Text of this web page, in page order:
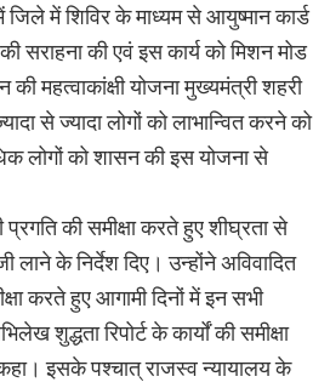
में शिविर के माध्यम से आयुष्मान कार्ड
सराहना की एवं इस कार्य को मिशन मोड
महत्वाकांक्षी योजना मुख्यमंत्री शहरी
से ज्यादा लोगों को लाभान्वित करने को
लोगों को शासन की इस योजना से
की समीक्षा करते हुए शीघ्रता से
के निर्देश दिए। उन्होंने अविवादित
करते हुए आगामी दिनों में इन सभी
शुद्धता रिपोर्ट के कार्यों की समीक्षा
कहा। इसके पश्चात् राजस्व न्यायालय के